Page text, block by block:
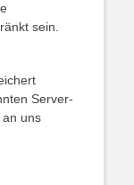
sein.
Server-
uns